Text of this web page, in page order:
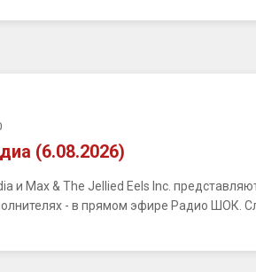
(6.08.2026)
и Max & The Jellied Eels Inc.
- в прямом эфире Радио ШОК.